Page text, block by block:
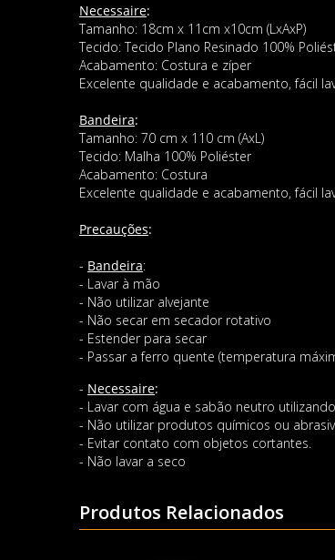
Necessaire:
Tamanho: 18cm x 11cm x10cm (LxAxP)
Tecido: Tecido Plano Resinado 100%
Acabamento: Costura e zíper
Excelente qualidade e acabamento, fácil
Bandeira:
Tamanho: 70 cm x 110 cm (AxL)
Tecido: Malha 100% Poliéster
Acabamento: Costura
Excelente qualidade e acabamento, fácil
Precauções:
- Bandeira:
- Lavar à mão
- Não utilizar alvejante
- Não secar em secador rotativo
- Estender para secar
- Passar a ferro quente (temperatura
- Necessaire:
- Lavar com água e sabão neutro
- Não utilizar produtos químicos ou
- Evitar contato com objetos cortantes.
- Não lavar a seco
Produtos Relacionados